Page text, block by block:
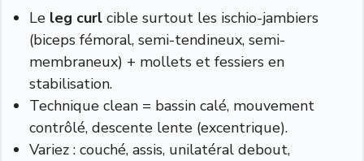
Le leg curl cible surtout les ischio-jambiers
(biceps fémoral, semi-tendineux, semi-
membraneux) + mollets et fessiers en
stabilisation.
Technique clean = bassin calé, mouvement
contrôlé, descente lente (excentrique).
Variez : couché, assis, unilatéral debout,